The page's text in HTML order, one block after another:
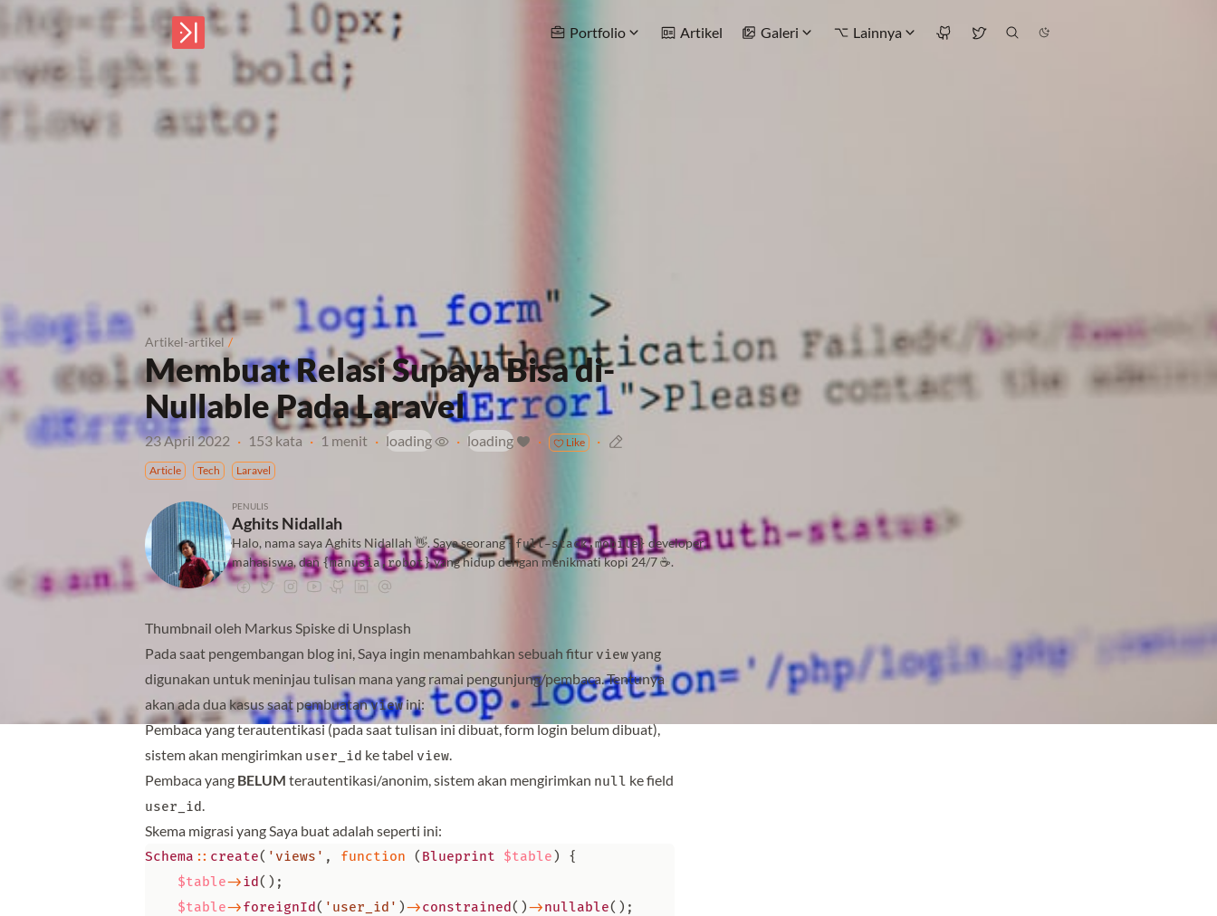
Portfolio Artikel Galeri Lainnya
Artikel-artikel /
Membuat Relasi Supaya Bisa di-
Nullable Pada Laravel
23 April 2022 · 153 kata · 1 menit · loading · loading · Like ·
Article Tech Laravel
PENULIS
Aghits Nidallah
Halo, nama saya Aghits Nidallah 👋. Saya seorang{full-stack,mobile} developer,
mahasiswa, dan {manusia,robot}yang hidup dengan menikmati kopi 24/7 ☕️.
Thumbnail oleh Markus Spiskedi Unsplash
Pada saat pengembangan blog ini, Saya ingin menambahkan sebuah fitur viewyang
digunakan untuk meninjau tulisan mana yang ramai pengunjung/pembaca. Tentunya
akan ada dua kasus saat pembuatanviewini:
Pembaca yang terautentikasi (pada saat tulisan ini dibuat, form login belum dibuat),
sistem akan mengirimkan user_id ke tabel view.
Pembaca yang BELUM terautentikasi/anonim, sistem akan mengirimkan null ke field
user_id.
Skema migrasi yang Saya buat adalah seperti ini:
Schema :: create( 'views' , function ( Blueprint $table )
{
$table->id();
$table->foreignId( 'user_id' )->constrained()->nullable();